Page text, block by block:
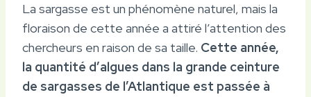
La sargasse est un phénomène naturel, mais la
floraison de cette année a attiré l’attention des
chercheurs en raison de sa taille. Cette année,
la quantité d’algues dans la grande ceinture
de sargasses de l’Atlantique est passée à